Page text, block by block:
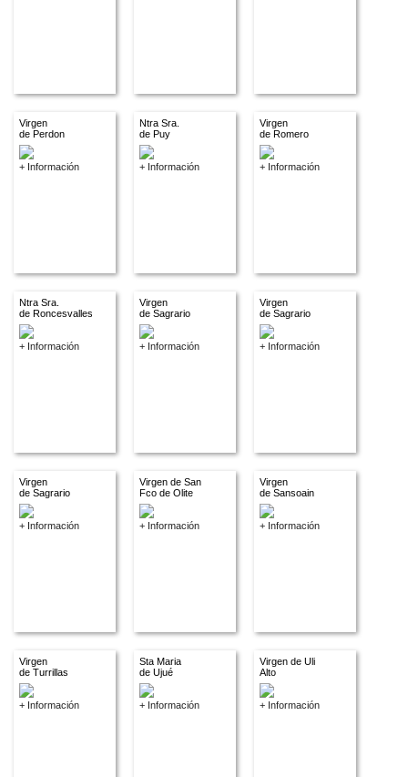
Virgen
de Perdon
+ Información
Ntra Sra.
de Puy
+ Información
Virgen
de Romero
+ Información
Ntra Sra.
de Roncesvalles
+ Información
Virgen
de Sagrario
+ Información
Virgen
de Sagrario
+ Información
Virgen
de Sagrario
+ Información
Virgen de San
Fco de Olite
+ Información
Virgen
de Sansoain
+ Información
Virgen
de Turrillas
+ Información
Sta Maria
de Ujué
+ Información
Virgen de Uli
Alto
+ Información